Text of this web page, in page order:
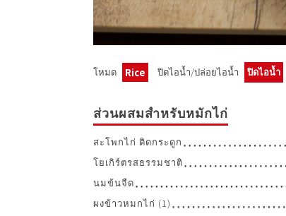
โหมด Rice ปิดไอน้ำ/ปล่อยไอน้ำ ปิดไอน้ำ
ส่วนผสมสำหรับหมักไก่
สะโพกไก่ ติดกระดูก
โยเกิร์ตรสธรรมชาติ
นมข้นจืด
ผงข้าวหมกไก่ (1)